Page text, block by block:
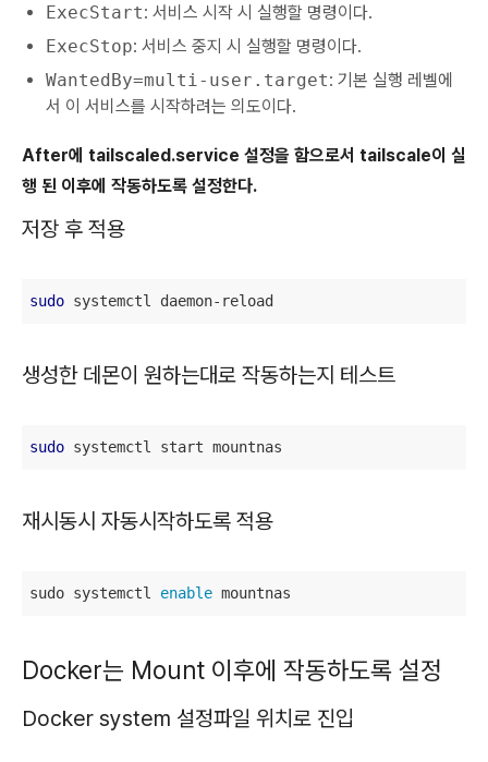
ExecStart: 서비스 시작 시 실행할 명령이다.
ExecStop: 서비스 중지 시 실행할 명령이다.
WantedBy=multi-user.target: 기본 실행 레벨에
서 이 서비스를 시작하려는 의도이다.
After에 tailscaled.service 설정을 함으로서 tailscale이 실
행 된 이후에 작동하도록 설정한다.
저장 후 적용
sudo systemctl daemon-reload
생성한 데몬이 원하는대로 작동하는지 테스트
sudo systemctl start mountnas
재시동시 자동시작하도록 적용
sudo systemctl enable mountnas
Docker는 Mount 이후에 작동하도록 설정
Docker system 설정파일 위치로 진입